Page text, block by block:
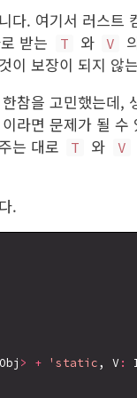
다. 여기서 러스트
받는 T 와 V
이 보장이 되지 않
참을 고민했는데,
이라면 문제가 될 수
는 대로
T 와 V
.
Obj > + 'static, V :